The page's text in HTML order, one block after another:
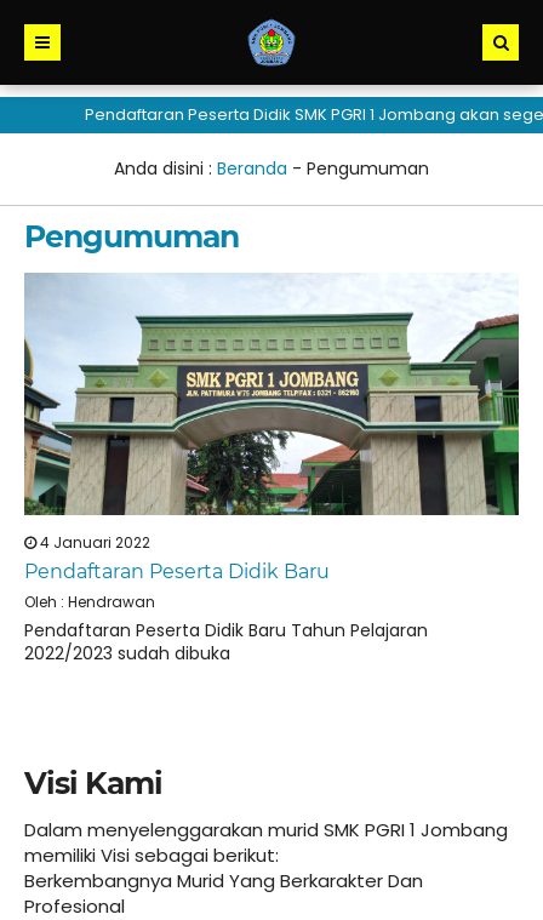
Pendaftaran Peserta Didik SMK PGRI 1 Jombang akan
Anda disini : Beranda - Pengumuman
Pengumuman
4 Januari 2022
Pendaftaran Peserta Didik Baru
Oleh : Hendrawan
Pendaftaran Peserta Didik Baru Tahun Pelajaran
2022/2023 sudah dibuka
Visi Kami
Dalam menyelenggarakan murid SMK PGRI 1 Jombang
memiliki Visi sebagai berikut:
Berkembangnya Murid Yang Berkarakter Dan
Profesional